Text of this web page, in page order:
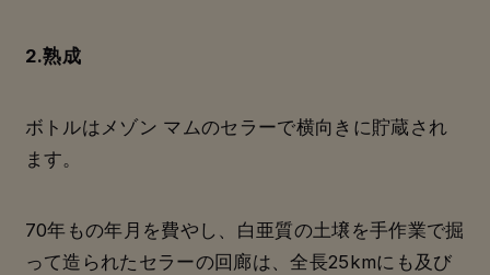
2.熟成
ボトルはメゾン マムのセラーで横向きに貯蔵され
ます。
70年もの年月を費やし、白亜質の土壌を手作業で掘
って造られたセラーの回廊は、全長25kmにも及び